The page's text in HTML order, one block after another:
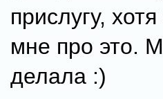
прислугу,
мне про это.
делала :)